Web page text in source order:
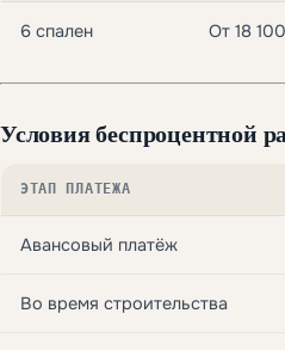
6 спален От 18
Условия беспроцентной
ЭТАП ПЛАТЕЖА
Авансовый платёж
Во время строительства